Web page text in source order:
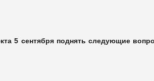
5 сентября поднять следующие